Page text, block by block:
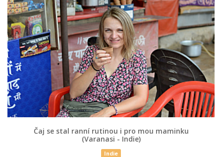
Čaj se stal ranní rutinou i pro mou maminku
(Varanasi - Indie)
Indie